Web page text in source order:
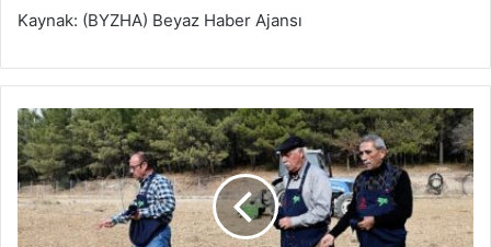
Kaynak: (BYZHA) Beyaz Haber Ajansı
Ü
r
e
t
i
c